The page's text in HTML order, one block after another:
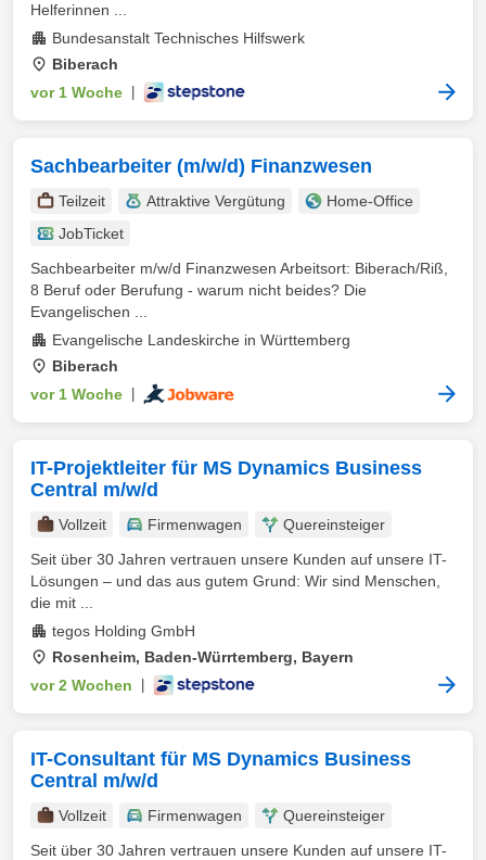
Helferinnen ...
Bundesanstalt Technisches Hilfswerk
Biberach
vor 1 Woche
Sachbearbeiter (m/w/d) Finanzwesen
Teilzeit Attraktive Vergütung
Home-Office
JobTicket
Sachbearbeiter m/w/d Finanzwesen Arbeitsort: Biberach/Riß,
8 Beruf oder Berufung - warum nicht beides? Die
Evangelischen ...
Evangelische Landeskirche in Württemberg
Biberach
vor 1 Woche
IT-Projektleiter für MS Dynamics Business
Central m/w/d
Vollzeit Firmenwagen
Quereinsteiger
Seit über 30 Jahren vertrauen unsere Kunden auf unsere IT-
Lösungen – und das aus gutem Grund: Wir sind Menschen,
die mit ...
tegos Holding GmbH
Rosenheim, Baden-Würrtemberg, Bayern
vor 2 Wochen
IT-Consultant für MS Dynamics Business
Central m/w/d
Vollzeit Firmenwagen
Quereinsteiger
Seit über 30 Jahren vertrauen unsere Kunden auf unsere IT-